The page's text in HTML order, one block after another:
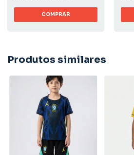
COMPRAR
Produtos similares